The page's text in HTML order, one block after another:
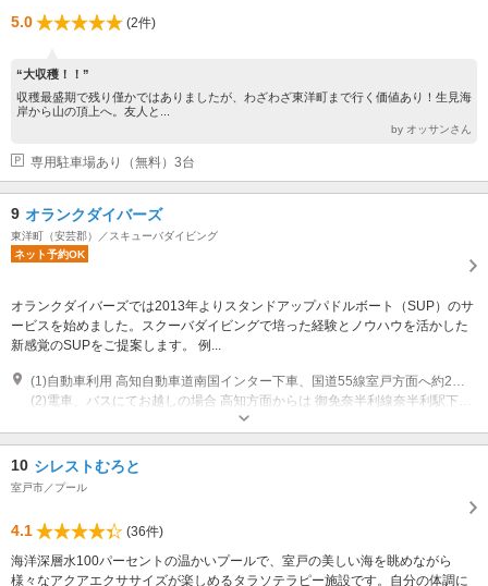
5.0 (2件)
“大収穫！！”
収穫最盛期で残り僅かではありましたが、わざわざ東洋町まで行く価値あり！生見海
岸から山の頂上へ。友人と...
by オッサンさん
専用駐車場あり（無料）3台
9 オランクダイバーズ
東洋町（安芸郡）／スキューバダイビング
ネット予約OK
オランクダイバーズでは2013年よりスタンドアップパドルボート（SUP）のサ
ービスを始めました。スクーバダイビングで培った経験とノウハウを活かした
新感覚のSUPをご提案します。 例...
(1)自動車利用 高知自動車道南国インター下車、国道55線室戸方面へ約2時間 神戸淡路自動車道徳島インター下車、国道55線室戸方面へ約2時間
10 シレストむろと
室戸市／プール
4.1
(36件)
海洋深層水100パーセントの温かいプールで、室戸の美しい海を眺めながら
様々なアクアエクササイズが楽しめるタラソテラピー施設です。自分の体調に